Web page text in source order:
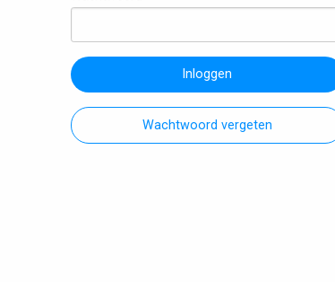
Inloggen
Wachtwoord vergeten